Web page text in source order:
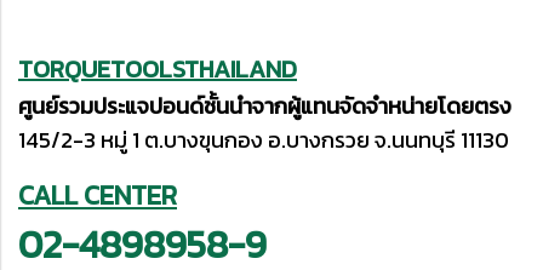
TORQUETOOLSTHAILAND
ศูนย์รวมประแจปอนด์ชั้นนำจากผู้แทนจัดจำหน่ายโดยตรง
145/2-3 หมู่ 1 ต.บางขุนกอง อ.บางกรวย จ.นนทบุรี 11130
CALL CENTER
02-4898958-9